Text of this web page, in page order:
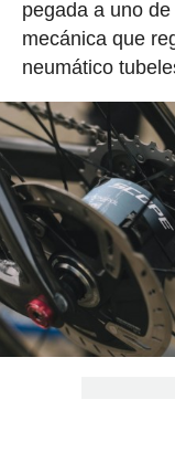
pegada a uno
mecánica que
neumático